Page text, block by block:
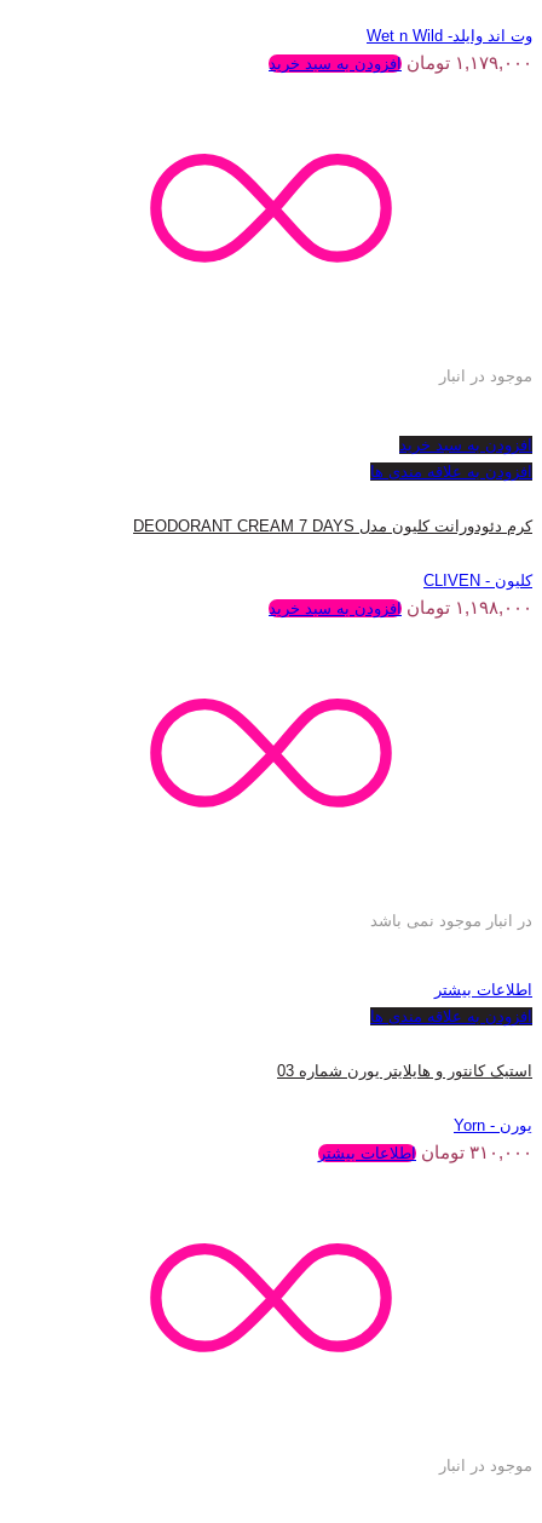
وت اند وایلد- Wet n Wild
۱,۱۷۹,۰۰۰ تومان افزودن به سبد خرید
موجود در انبار
افزودن به سبد خرید
افزودن به علاقه مندی ها
کرم دئودورانت کلیون مدل DEODORANT CREAM 7 DAYS
کلیون - CLIVEN
۱,۱۹۸,۰۰۰ تومان افزودن به سبد خرید
در انبار موجود نمی باشد
اطلاعات بیشتر
افزودن به علاقه مندی ها
استیک کانتور و هایلایتر یورن شماره 03
یورن - Yorn
۳۱۰,۰۰۰ تومان اطلاعات بیشتر
موجود در انبار